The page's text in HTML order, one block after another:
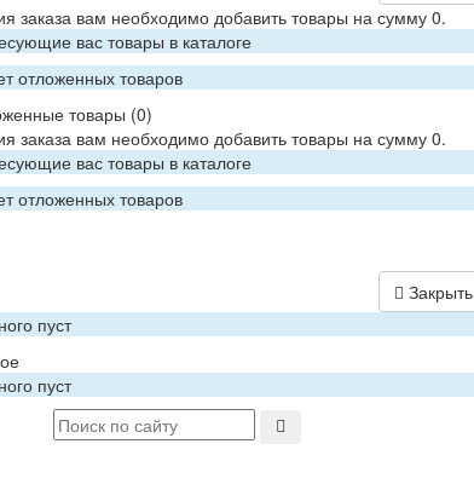
заказа вам необходимо добавить товары на сумму 0.
вас товары в каталоге
отложенных товаров
товары (0)
заказа вам необходимо добавить товары на сумму 0.
вас товары в каталоге
отложенных товаров
Закрыть
пуст
пуст